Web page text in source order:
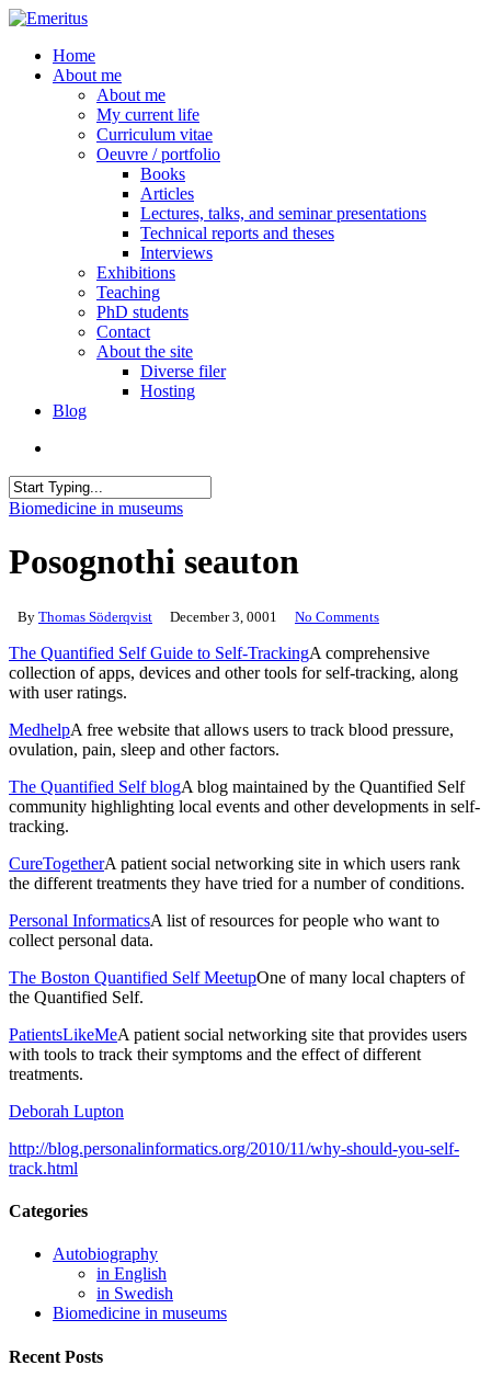
Skip
main
content
search
Menu
Home
About me
About me
My current life
Curriculum vitae
Oeuvre / portfolio
Books
Articles
Lectures, talks, and seminar presentations
Technical reports and theses
Interviews
Exhibitions
Teaching
PhD students
Contact
About the site
Diverse filer
Hosting
Blog
Close
Biomedicine in museums
Posognothi seauton
By Thomas Söderqvist December 3, 0001 No Comments
The Quantified Self Guide to Self-TrackingA comprehensive
collection of apps, devices and other tools for self-tracking, along
with user ratings.
MedhelpA free website that allows users to track blood pressure,
ovulation, pain, sleep and other factors.
The Quantified Self blogA blog maintained by the Quantified Self
community highlighting local events and other developments in self-
tracking.
CureTogetherA patient social networking site in which users rank
the different treatments they have tried for a number of conditions.
Personal InformaticsA list of resources for people who want to
collect personal data.
The Boston Quantified Self MeetupOne of many local chapters of
the Quantified Self.
PatientsLikeMeA patient social networking site that provides users
with tools to track their symptoms and the effect of different
treatments.
Deborah Lupton
http://blog.personalinformatics.org/2010/11/why-should-you-self-
track.html
Categories
Autobiography
in English
in Swedish
Biomedicine in museums
Recent Posts